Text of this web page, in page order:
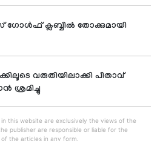
ഗോള്‍ഫ് ക്ലബ്ബില്‍ തോക്കുമായി
വരുതിയിലാക്കി പിതാവ്
ശ്രമിച്ചു
in this website are exclusively the views of the
publisher are responsible or liable for the
the articles in any form.